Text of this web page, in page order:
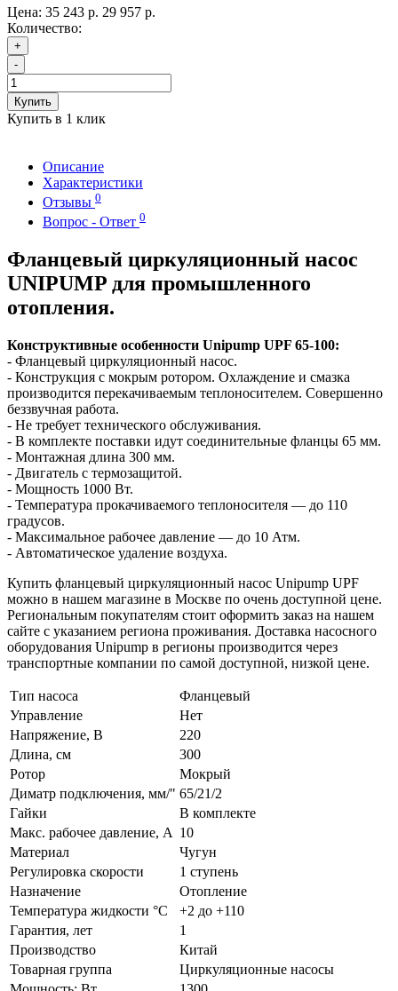
Цена: 35 243 р. 29 957 р.
Количество:
+
-
Купить
Купить в 1 клик
Описание
Характеристики
Отзывы 0
Вопрос - Ответ 0
Фланцевый циркуляционный насос
UNIPUMP для промышленного
отопления.
Конструктивные особенности Unipump UPF 65-100:
- Фланцевый циркуляционный насос.
- Конструкция с мокрым ротором. Охлаждение и смазка
производится перекачиваемым теплоносителем. Совершенно
беззвучная работа.
- Не требует технического обслуживания.
- В комплекте поставки идут соединительные фланцы 65 мм.
- Монтажная длина 300 мм.
- Двигатель с термозащитой.
- Мощность 1000 Вт.
- Температура прокачиваемого теплоносителя — до 110
градусов.
- Максимальное рабочее давление — до 10 Атм.
- Автоматическое удаление воздуха.
Купить фланцевый циркуляционный насос Unipump UPF
можно в нашем магазине в Москве по очень доступной цене.
Региональным покупателям стоит оформить заказ на нашем
сайте с указанием региона проживания. Доставка насосного
оборудования Unipump в регионы производится через
транспортные компании по самой доступной, низкой цене.
Тип насоса
Фланцевый
Управление
Нет
Напряжение, В
220
Длина, см
300
Ротор
Мокрый
Диматр подключения, мм/" 65/21/2
Гайки
В комплекте
Макс. рабочее давление, А 10
Материал
Чугун
Регулировка скорости
1 ступень
Назначение
Отопление
Температура жидкости °С
+2 до +110
Гарантия, лет
1
Производство
Китай
Товарная группа
Циркуляционные насосы